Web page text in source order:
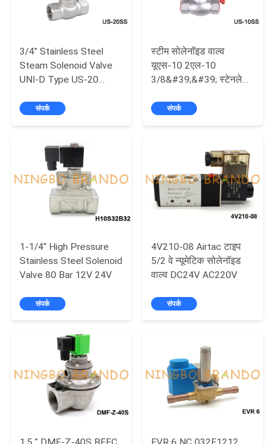
मांगें
COMPANY
NEWS
साइटमैप
गोपनीयता
3/4'' Stainless Steel
Steam Solenoid Valve
UNI-D Type US-20
संपर्क
स्टीम सोलेनॉइड वाल्व
यूएस-10 2एल-10
3/8&#39;&#39; स्टेनलेस
220वीसंपर्क
1-1/4'' High Pressure
Stainless Steel Solenoid
Valve 80 Bar 12V 24V
संपर्क
4V210-08 Airtac टाइप
5/2 वे न्यूमेटिक सोलेनॉइड
वाल्व DC24V AC220V
संपर्क